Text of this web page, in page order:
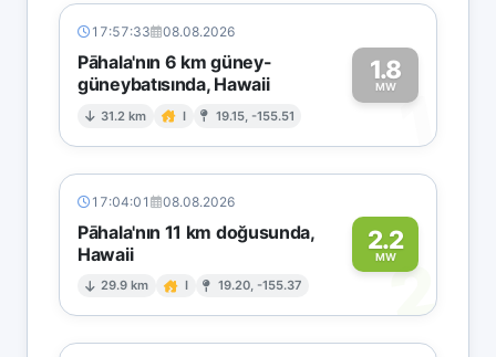
17:57:33 08.08.2026
Pāhala'nın 6 km güney-
güneybatısında, Hawaii
31.2 km I 19.15, -155.51
1.8
MW1
17:04:01 08.08.2026
Pāhala'nın 11 km doğusunda,
Hawaii
29.9 km I 19.20, -155.37
2.2
MW2